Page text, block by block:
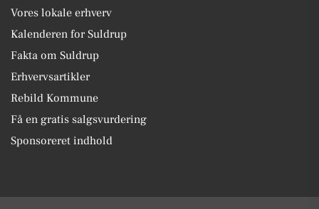
Vores lokale erhverv
Kalenderen for Suldrup
Fakta om Suldrup
Erhvervsartikler
Rebild Kommune
Få en gratis salgsvurdering
Sponsoreret indhold